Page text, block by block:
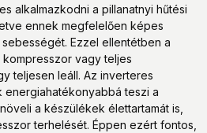
alkalmazkodni a pillanatnyi hűtési
ennek megfelelően képes
Ezzel ellentétben a
vagy teljes
teljesen leáll. Az inverteres
energiahatékonyabbá teszi a
a készülékek élettartamát is,
terhelését. Éppen ezért fontos,